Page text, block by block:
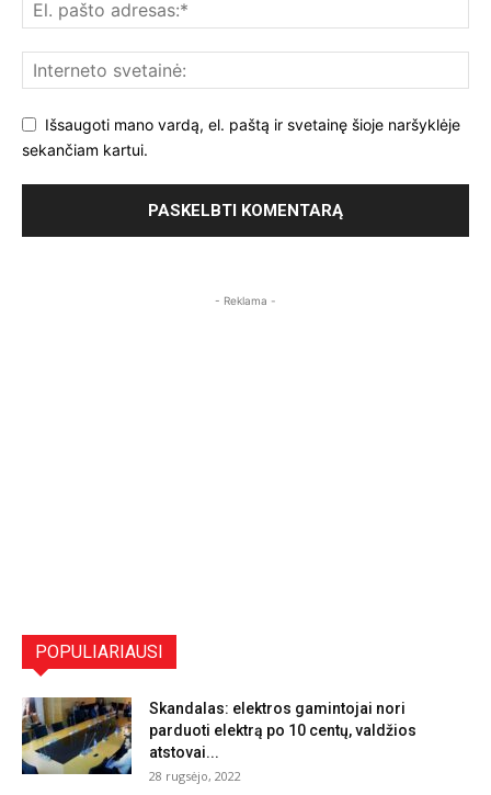
Išsaugoti mano vardą, el. paštą ir svetainę šioje naršyklėje
sekančiam kartui.
- Reklama -
POPULIARIAUSI
Skandalas: elektros gamintojai nori
parduoti elektrą po 10 centų, valdžios
atstovai...
28 rugsėjo, 2022